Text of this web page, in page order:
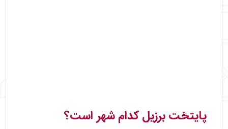
پایتخت برزیل کدام شهر است؟